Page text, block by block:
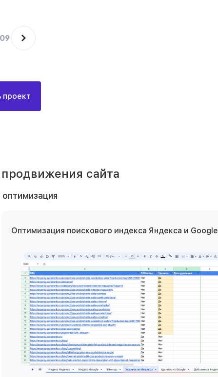
09
проект
сайта
Оптимизация поискового индекса Яндекса и Google